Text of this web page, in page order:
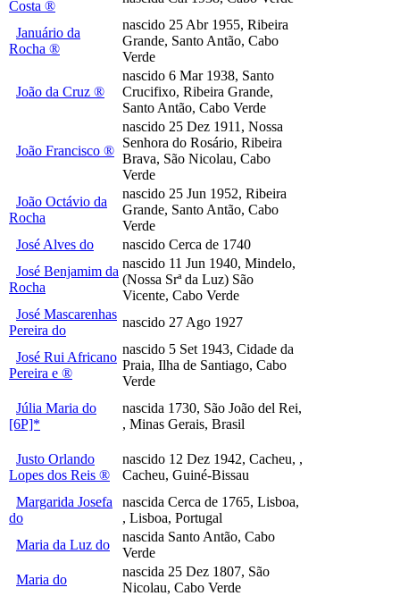
Costa ®
Januário da
Rocha ®
nascido 25 Abr 1955, Ribeira
Grande, Santo Antão, Cabo
Verde
João da Cruz ®
nascido 6 Mar 1938, Santo
Crucifixo, Ribeira Grande,
Santo Antão, Cabo Verde
João Francisco ®
nascido 25 Dez 1911, Nossa
Senhora do Rosário, Ribeira
Brava, São Nicolau, Cabo
Verde
João Octávio da
Rocha
nascido 25 Jun 1952, Ribeira
Grande, Santo Antão, Cabo
Verde
José Alves do
nascido Cerca de 1740
José Benjamim da
Rocha
nascido 11 Jun 1940, Mindelo,
(Nossa Srª da Luz) São
Vicente, Cabo Verde
José Mascarenhas
Pereira do
nascido 27 Ago 1927
José Rui Africano
Pereira e ®
nascido 5 Set 1943, Cidade da
Praia, Ilha de Santiago, Cabo
Verde
Júlia Maria do
[6P]*
nascida 1730, São João del Rei,
, Minas Gerais, Brasil
Justo Orlando
Lopes dos Reis ®
nascido 12 Dez 1942, Cacheu, ,
Cacheu, Guiné-Bissau
Margarida Josefa
do
nascida Cerca de 1765, Lisboa,
, Lisboa, Portugal
Maria da Luz do
nascida Santo Antão, Cabo
Verde
Maria do
nascida 25 Dez 1807, São
Nicolau, Cabo Verde